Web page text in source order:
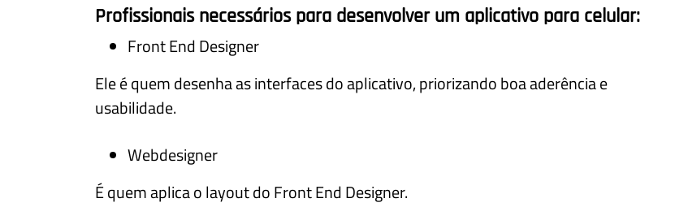
Profissionais necessários para desenvolver um aplicativo para celular:
Front End Designer
Ele é quem desenha as interfaces do aplicativo, priorizando boa aderência e
usabilidade.
Webdesigner
É quem aplica o layout do Front End Designer.